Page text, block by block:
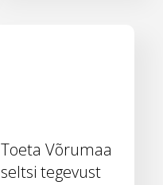
Toeta Võrumaa
seltsi tegevust